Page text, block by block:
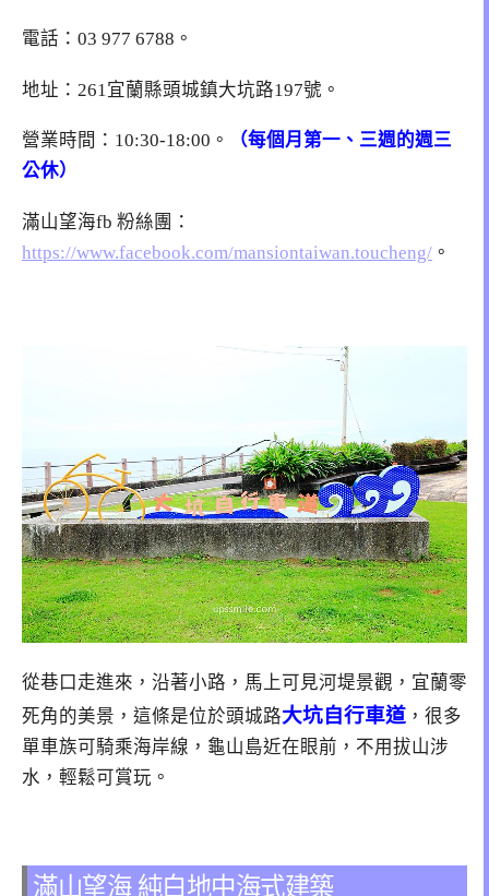
電話：03 977 6788。
地址：261宜蘭縣頭城鎮大坑路197號。
營業時間：10:30-18:00。
（每個月第一、三週的週三
公休）
滿山望海fb 粉絲團：
https://www.facebook.com/mansiontaiwan.toucheng/ 。
從巷口走進來，沿著小路，馬上可見河堤景觀，宜蘭零
死角的美景，這條是位於頭城路大坑自行車道 ，很多
單車族可騎乘海岸線，龜山島近在眼前，不用拔山涉
水，輕鬆可賞玩。
滿山望海 純白地中海式建築